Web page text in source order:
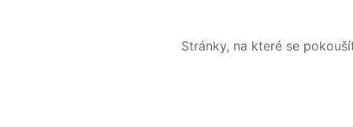
Stránky, na které se